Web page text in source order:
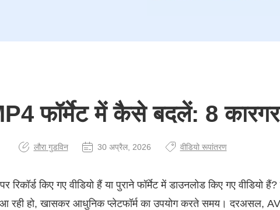
फॉर्मेट में कैसे बदलें: 8
लौरा गुडविन 30 अप्रैल, 2026 वीडियो रूपांतरण
रिकॉर्ड किए गए वीडियो हैं या पुराने फॉर्मेट में डाउनलोड किए गए वीडियो
रही हो, खासकर आधुनिक प्लेटफॉर्म का उपयोग करते समय। दरअसल,